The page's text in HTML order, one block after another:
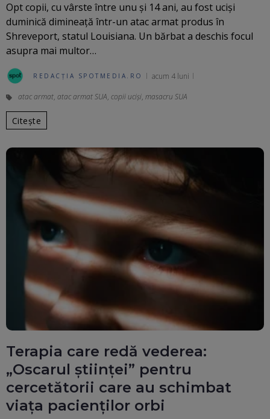
Opt copii, cu vârste între unu și 14 ani, au fost uciși
duminică dimineață într-un atac armat produs în
Shreveport, statul Louisiana. Un bărbat a deschis focul
asupra mai multor…
REDACȚIA SPOTMEDIA.RO acum 4 luni
atac armat, atac armat SUA, copii uciși, masacru SUA
Citește
Terapia care redă vederea:
„Oscarul științei” pentru
cercetătorii care au schimbat
viața pacienților orbi